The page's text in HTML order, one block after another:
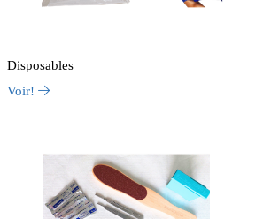
Disposables
Voir!